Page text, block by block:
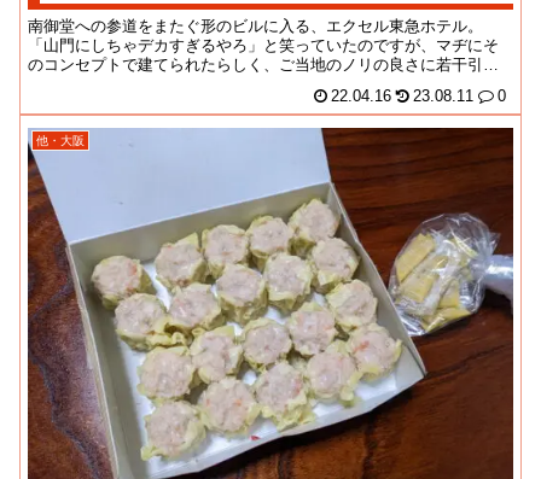
南御堂への参道をまたぐ形のビルに入る、エクセル東急ホテル。
「山門にしちゃデカすぎるやろ」と笑っていたのですが、マヂにそ
のコンセプトで建てられたらしく、ご当地のノリの良さに若干引い
22.04.16 23.08.11 0
他・大阪